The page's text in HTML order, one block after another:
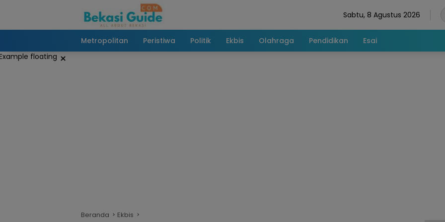
Sabtu, 8 Agustus 2026
Metropolitan Peristiwa Politik Ekbis Olahraga Pendidikan Esai
×
Beranda Ekbis